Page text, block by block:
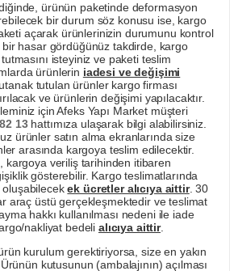
ürünün paketinde deformasyon
bir durum söz konusu ise, kargo
açarak ürünlerinizin durumunu kontrol
hasar gördüğünüz takdirde, kargo
isteyiniz ve paketi teslim
ürünlerin iadesi ve değişimi
tutulan ürünler kargo firması
ve ürünlerin değişimi yapılacaktır.
için Afeks Yapı Market müşteri
13hattımıza ulaşarak bilgi alabilirsiniz.
ürünler satın alma ekranlarında size
arasında kargoya teslim edilecektir.
kargoya veriliş tarihinden itibaren
gösterebilir. Kargo teslimatlarında
oluşabilecekek ücretler alıcıya aittir. 30
araç üstü gerçekleşmektedir ve teslimat
hakkı kullanılması nedeni ile iade
nakliyat bedeli alıcıya aittir.
ürün kurulum gerektiriyorsa, size en yakın
kutusunun (ambalajının) açılması